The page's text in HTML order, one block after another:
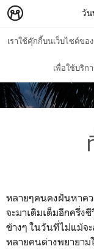
เราใช้คุ๊กกี้บนเว็บไซต์ขอ
เพื่อใช้บริก
วัน
หลายๆคนคงฝันหาค
จะมาเติมเต็มอีกครึ่ง
ข้างๆ ในวันที่ไม่แม้จ
หลายคนต่างพยายาม